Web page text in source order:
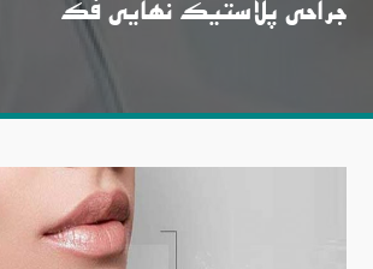
جراحی پلاستیک نهایی فک